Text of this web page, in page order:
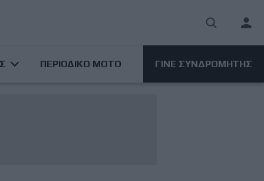
User
ΠΕΡΙΟΔΙΚΟ ΜΟΤΟ ΓΙΝΕ ΣΥΝΔΡΟΜΗΤΗΣ